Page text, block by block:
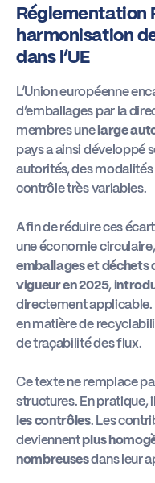
Réglementation
harmonisation
dans l’UE
L’Union européenne
d’emballages par la
membres unelarge
pays a ainsi développé
autorités, des
contrôle très variables.
Afin de réduire ces
une économie
emballages et déchets
vigueur en 2025,
directement
en matière de
de traçabilité des flux.
Ce texte ne remplace
structures. En pratique,
les contrôles. Les
deviennentplus
nombreusesdans leur